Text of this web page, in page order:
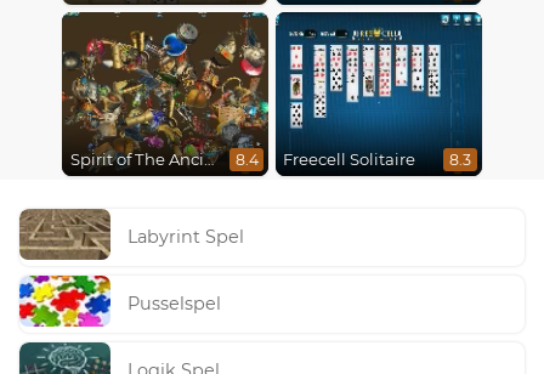
Spirit of The Ancient Forest 8.4 Freecell Solitaire 8.3
Labyrint Spel
Pusselspel